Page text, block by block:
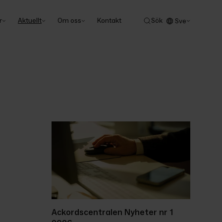
Aktuellt Om oss Kontakt Sök Sve
Ackordscentralen Nyheter nr 1